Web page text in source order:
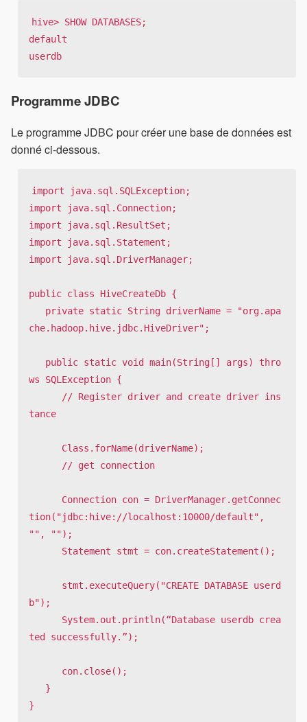
hive> SHOW DATABASES;
default
userdb
Programme JDBC
Le programme JDBC pour créer une base de données est
donné ci-dessous.
import java.sql.SQLException;
import java.sql.Connection;
import java.sql.ResultSet;
import java.sql.Statement;
import java.sql.DriverManager;
public class HiveCreateDb {
che.hadoop.hive.jdbc.HiveDriver";
ws SQLException {
tance
tion("jdbc:hive://localhost:10000/default",
"", "");
b");
ted successfully.”);
}